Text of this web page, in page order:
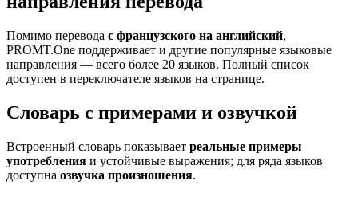
Помимо перевода с французского на английский,
PROMT.One поддерживает и другие популярные языковые
направления — всего более 20 языков. Полный список
доступен в переключателе языков на странице.
Словарь с примерами и озвучкой
Встроенный словарь показывает реальные примеры
употребления и устойчивые выражения; для ряда языков
доступна озвучка произношения.